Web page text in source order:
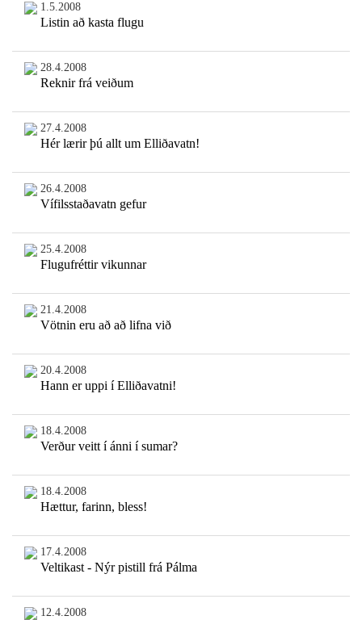
1.5.2008
Listin að kasta flugu
28.4.2008
Reknir frá veiðum
27.4.2008
Hér lærir þú allt um Elliðavatn!
26.4.2008
Vífilsstaðavatn gefur
25.4.2008
Flugufréttir vikunnar
21.4.2008
Vötnin eru að að lifna við
20.4.2008
Hann er uppi í Elliðavatni!
18.4.2008
Verður veitt í ánni í sumar?
18.4.2008
Hættur, farinn, bless!
17.4.2008
Veltikast - Nýr pistill frá Pálma
12.4.2008